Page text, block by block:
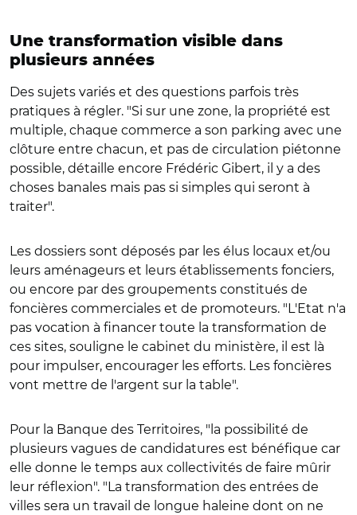
Une transformation visible dans
plusieurs années
Des sujets variés et des questions parfois très
pratiques à régler. "Si sur une zone, la propriété est
multiple, chaque commerce a son parking avec une
clôture entre chacun, et pas de circulation piétonne
possible, détaille encore Frédéric Gibert, il y a des
choses banales mais pas si simples qui seront à
traiter".
Les dossiers sont déposés par les élus locaux et/ou
leurs aménageurs et leurs établissements fonciers,
ou encore par des groupements constitués de
foncières commerciales et de promoteurs. "L'Etat n'a
pas vocation à financer toute la transformation de
ces sites, souligne le cabinet du ministère, il est là
pour impulser, encourager les efforts. Les foncières
vont mettre de l'argent sur la table".
Pour la Banque des Territoires, "la possibilité de
plusieurs vagues de candidatures est bénéfique car
elle donne le temps aux collectivités de faire mûrir
leur réflexion". "La transformation des entrées de
villes sera un travail de longue haleine dont on ne